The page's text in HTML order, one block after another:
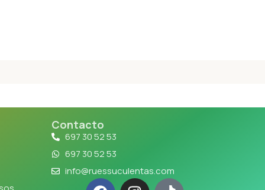
Contacto
697 30 52 53
697 30 52 53
info@ruessuculentas.com